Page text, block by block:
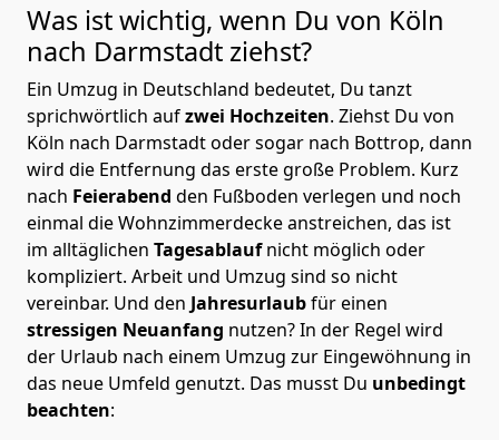
Was ist wichtig, wenn Du von Köln
nach Darmstadt ziehst?
Ein Umzug in Deutschland bedeutet, Du tanzt
sprichwörtlich aufzwei Hochzeiten. Ziehst Du von
Köln nach Darmstadt oder sogar nach Bottrop, dann
wird die Entfernung das erste große Problem. Kurz
nach Feierabend den Fußboden verlegen und noch
einmal die Wohnzimmerdecke anstreichen, das ist
im alltäglichen Tagesablaufnicht möglich oder
kompliziert. Arbeit und Umzug sind so nicht
vereinbar. Und den Jahresurlaubfür einen
stressigen Neuanfang nutzen? In der Regel wird
der Urlaub nach einem Umzug zur Eingewöhnung in
das neue Umfeld genutzt. Das musst Du unbedingt
beachten: